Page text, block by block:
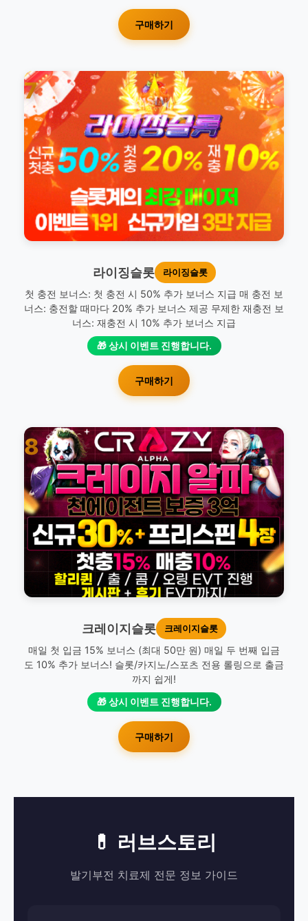
구매하기
7
라이징슬롯 라이징슬롯
첫 충전 보너스: 첫 충전 시 50% 추가 보너스 지급 매 충전 보
너스: 충전할 때마다 20% 추가 보너스 제공 무제한 재충전 보
너스: 재충전 시 10% 추가 보너스 지급
🎁 상시 이벤트 진행합니다.
구매하기
8
크레이지슬롯 크레이지슬롯
매일 첫 입금 15% 보너스 (최대 50만 원) 매일 두 번째 입금
도 10% 추가 보너스! 슬롯/카지노/스포츠 전용 롤링으로 출금
까지 쉽게!
🎁 상시 이벤트 진행합니다.
구매하기
💊 러브스토리
발기부전 치료제 전문 정보 가이드